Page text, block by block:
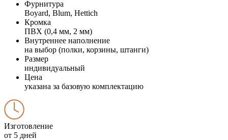
Фурнитура
Boyard, Blum, Hettich
Кромка
ПВХ (0,4 мм, 2 мм)
Внутреннее наполнение
на выбор (полки, корзины, штанги)
Размер
индивидуальный
Цена
указана за базовую комплектацию
Изготовление
от 5 дней